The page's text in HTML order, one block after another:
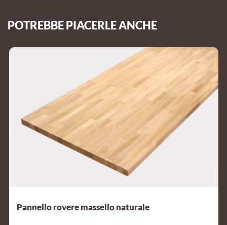
POTREBBE PIACERLE ANCHE
Pannello rovere massello naturale